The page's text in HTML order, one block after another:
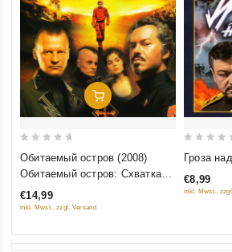
Добавить В Корзину
5
Обитаемый остров (2008)
Обитаемый остров: Схватка
(2009)
€14,99
inkl. Mwst., zzgl. Versand
out
of
Гроза
€8,99
inkl. Mwst.,